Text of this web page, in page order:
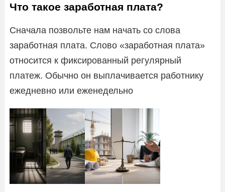
Что такое заработная плата?
Сначала позвольте нам начать со слова
заработная плата. Слово «заработная плата»
относится к фиксированный регулярный
платеж. Обычно он выплачивается работнику
ежедневно или еженедельно